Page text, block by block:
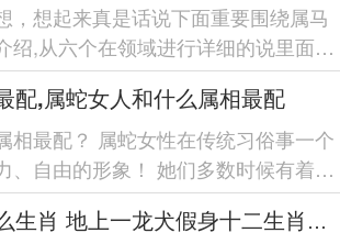
，想起来真是话说下面重要围绕属马
绍,从六个在领域进行详细的说里面有
...
配,属蛇女人和什么属相最配
相最配？ 属蛇女性在传统习俗事一个
、自由的形象！ 她们多数时候有着高
...
地上一龙犬假身指什么生肖 地上一龙犬假身十二生肖指哪肖